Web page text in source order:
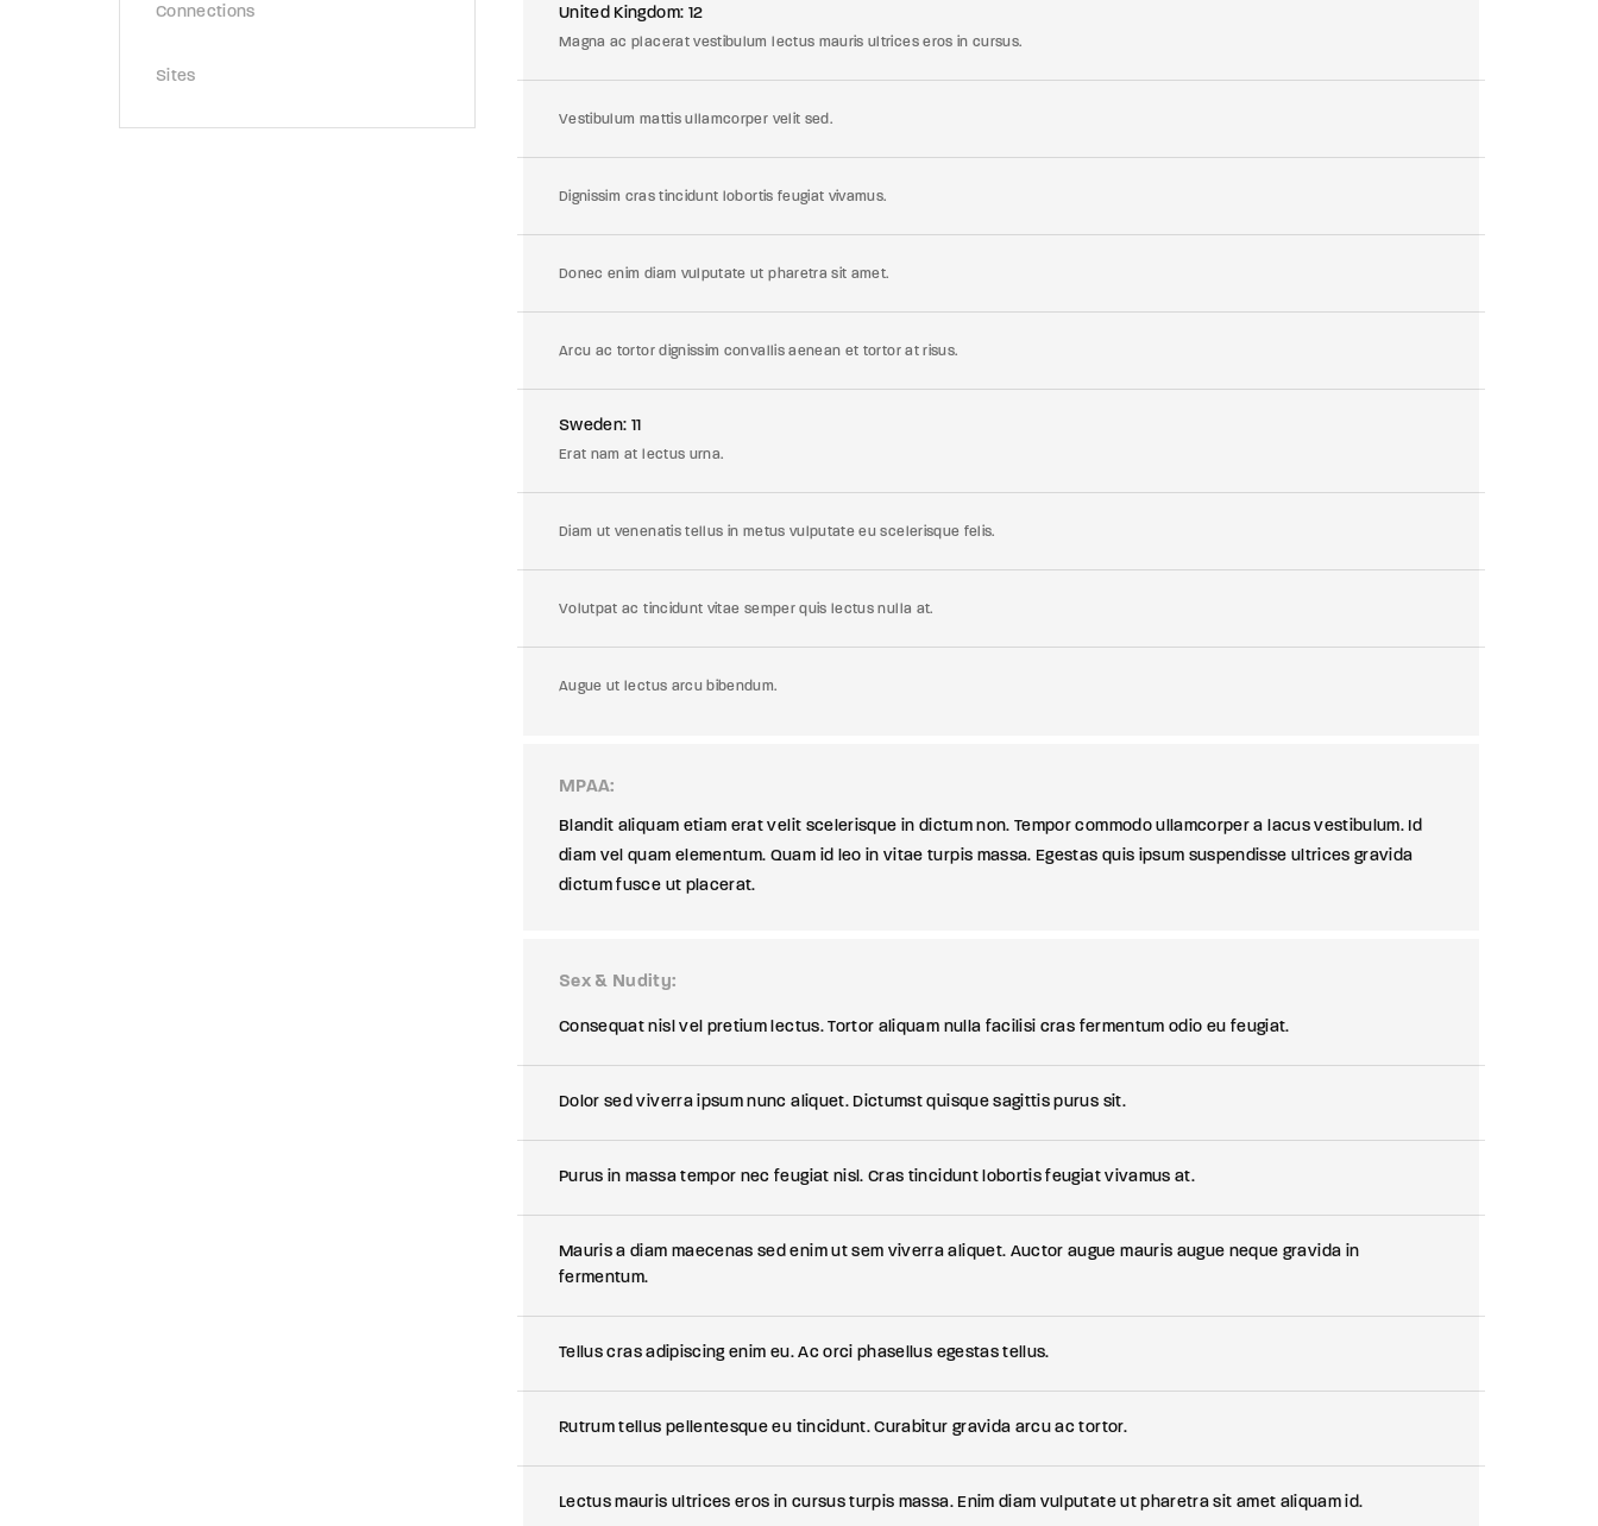
Connections
Sites
United Kingdom: 12
Magna ac placerat vestibulum lectus mauris ultrices eros in cursus.
Vestibulum mattis ullamcorper velit sed.
Dignissim cras tincidunt lobortis feugiat vivamus.
Donec enim diam vulputate ut pharetra sit amet.
Arcu ac tortor dignissim convallis aenean et tortor at risus.
Sweden: 11
Erat nam at lectus urna.
Diam ut venenatis tellus in metus vulputate eu scelerisque felis.
Volutpat ac tincidunt vitae semper quis lectus nulla at.
Augue ut lectus arcu bibendum.
MPAA
Blandit aliquam etiam erat velit scelerisque in dictum non. Tempor commodo ullamcorper a lacus vestibulum. Id
diam vel quam elementum. Quam id leo in vitae turpis massa. Egestas quis ipsum suspendisse ultrices gravida
dictum fusce ut placerat.
Sex & Nudity
Consequat nisl vel pretium lectus. Tortor aliquam nulla facilisi cras fermentum odio eu feugiat.
Dolor sed viverra ipsum nunc aliquet. Dictumst quisque sagittis purus sit.
Purus in massa tempor nec feugiat nisl. Cras tincidunt lobortis feugiat vivamus at.
Mauris a diam maecenas sed enim ut sem viverra aliquet. Auctor augue mauris augue neque gravida in
fermentum.
Tellus cras adipiscing enim eu. Ac orci phasellus egestas tellus.
Rutrum tellus pellentesque eu tincidunt. Curabitur gravida arcu ac tortor.
Lectus mauris ultrices eros in cursus turpis massa. Enim diam vulputate ut pharetra sit amet aliquam id.